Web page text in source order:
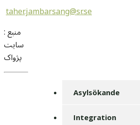
taher.jambarsang@sr.se
منبع :
سايت
پژواک
Asylsökande
Integration